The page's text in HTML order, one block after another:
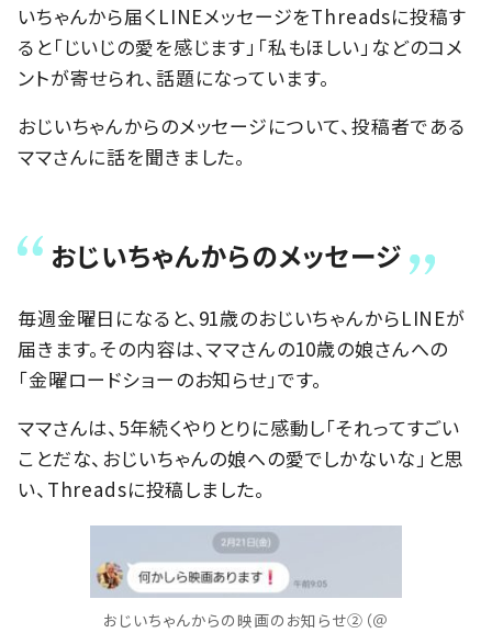
いちゃんから届くLINEメッセージをThreadsに投稿す
ると「じいじの愛を感じます」「私もほしい」などのコメ
ントが寄せられ、話題になっています。
おじいちゃんからのメッセージについて、投稿者である
ママさんに話を聞きました。
おじいちゃんからのメッセージ
毎週金曜日になると、91歳のおじいちゃんからLINEが
届きます。その内容は、ママさんの10歳の娘さんへの
「金曜ロードショーのお知らせ」です。
ママさんは、5年続くやりとりに感動し「それってすごい
ことだな、おじいちゃんの娘への愛でしかないな」と思
い、Threadsに投稿しました。
おじいちゃんからの映画のお知らせ②（＠